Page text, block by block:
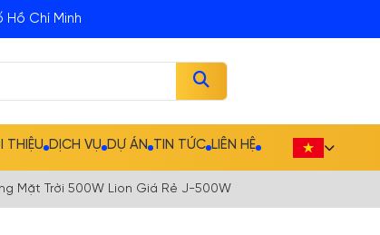
Hồ Chí Minh
THIỆU DỊCH VỤ DỰ ÁN TIN TỨC LIÊN HỆ
Mặt Trời 500W Lion Giá Rẻ J-500W